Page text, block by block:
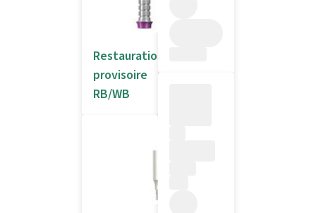
Restauration
provisoire
RB/WB